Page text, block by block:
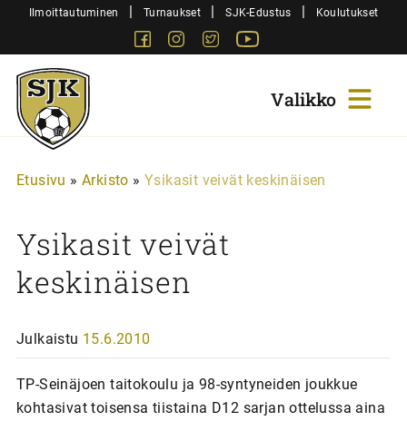
SiirryIlmoittautuminen | Turnaukset | SJK-Edustus | Koulutukset
FacebookInstagram
Twitter
Sjk-
Juniorit
Etusivu » Arkisto » Ysikasit veivät keskinäisen
Ysikasit veivät
keskinäisen
Julkaistu 15.6.2010
TP-Seinäjoen taitokoulu ja 98-syntyneiden joukkue
kohtasivat toisensa tiistaina D12 sarjan ottelussa aina